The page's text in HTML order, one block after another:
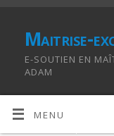
Maitrise-
E-SOUTIEN EN
ADAM
MENU